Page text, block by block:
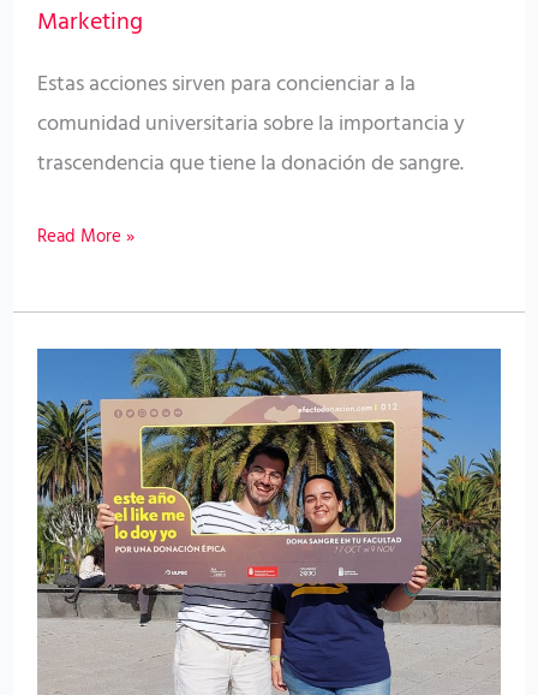
Marketing
Estas acciones sirven para concienciar a la
comunidad universitaria sobre la importancia y
trascendencia que tiene la donación de sangre.
Read More »
ICHH
continúa
recorriendo
las
universidades
canarias